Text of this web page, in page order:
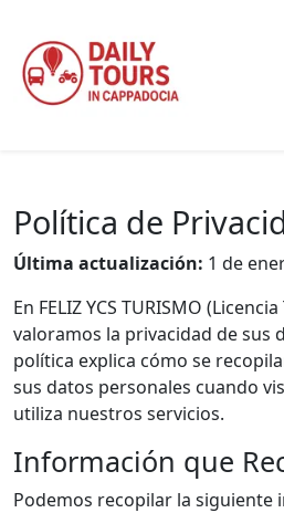
Política de
Última actualización: 1 de
En FELIZ YCS TURISMO
valoramos la privacidad de sus
política explica cómo se
sus datos personales cuando
utiliza nuestros servicios.
Información que
Podemos recopilar la